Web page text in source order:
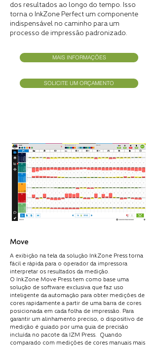
dos resultados ao longo do tempo. Isso
torna o InkZone Perfect um componente
indispensável no caminho para um
processo de impressão padronizado.
MAIS INFORMAÇÕES
SOLICITE UM ORÇAMENTO
Move
A exibição na tela da solução InkZone Press torna
fácil e rápida para o operador da impressora
interpretar os resultados da medição.
O InkZone Move Press tem como base uma
solução de software exclusiva que faz uso
inteligente da automação para obter medições de
cores rapidamente a partir de uma barra de cores
posicionada em cada folha de impressão. Para
garantir um alinhamento preciso, o dispositivo de
medição é guiado por uma guia de precisão
incluída no pacote da IZM Press. Quando
comparado com medições de cores manuais mais